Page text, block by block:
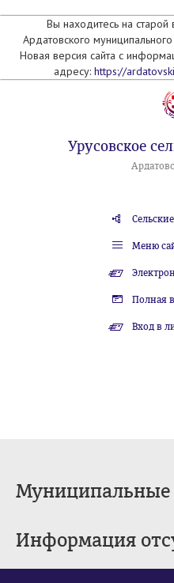
Вы находитесь на старой
Ардатовского
Новая версия сайта с
адресу: https://
Урусовское
Меню
Полная
Вход в
Муниципальные
Информация